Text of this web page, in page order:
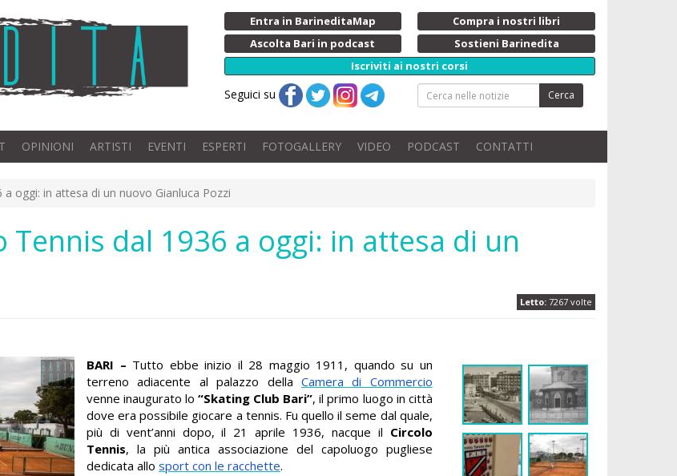
Entra in BarineditaMap
Compra i nostri libri
Ascolta Bari in podcast
Sostieni Barinedita
Iscriviti ai nostri corsi
Seguici su Cerca
OPINIONI ARTISTI EVENTI ESPERTI FOTOGALLERY VIDEO PODCAST CONTATTI
oggi: in attesa di un nuovo Gianluca Pozzi
Tennis dal 1936 a oggi: in attesa di un
Letto: 7267 volte
BARI – Tutto ebbe inizio il 28 maggio 1911, quando su un
terreno adiacente al palazzo della Camera di Commercio
venne inaugurato lo“Skating Club Bari”, il primo luogo in città
dove era possibile giocare a tennis. Fu quello il seme dal quale,
più di vent’anni dopo, il 21 aprile 1936, nacque il Circolo
Tennis, la più antica associazione del capoluogo pugliese
dedicata allo sport con le racchette.